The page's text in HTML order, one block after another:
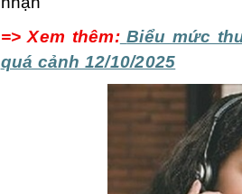
=> Xem thêm: Biểu mức
quá cảnh 12/10/2025